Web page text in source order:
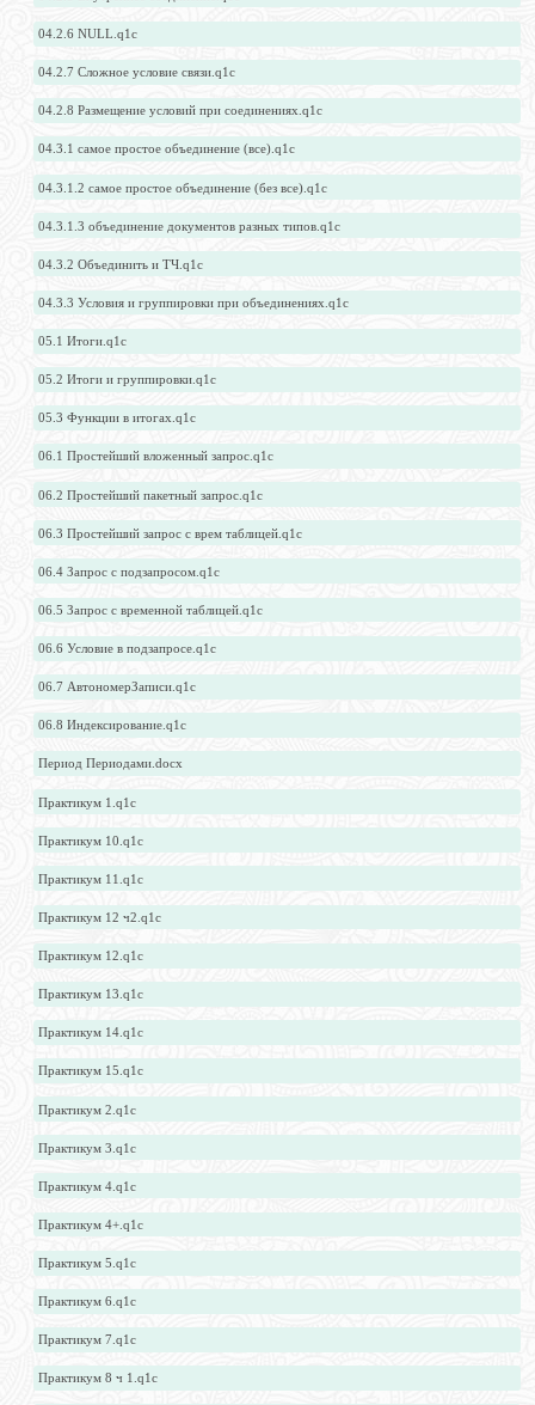
04.2.6 NULL.q1c
04.2.7 Сложное условие связи.q1c
04.2.8 Размещение условий при соединениях.q1c
04.3.1 самое простое объединение (все).q1c
04.3.1.2 самое простое объединение (без все).q1c
04.3.1.3 объединение документов разных типов.q1c
04.3.2 Объединить и ТЧ.q1c
04.3.3 Условия и группировки при объединениях.q1c
05.1 Итоги.q1c
05.2 Итоги и группировки.q1c
05.3 Функции в итогах.q1c
06.1 Простейший вложенный запрос.q1c
06.2 Простейший пакетный запрос.q1c
06.3 Простейший запрос с врем таблицей.q1c
06.4 Запрос с подзапросом.q1c
06.5 Запрос с временной таблицей.q1c
06.6 Условие в подзапросе.q1c
06.7 АвтономерЗаписи.q1c
06.8 Индексирование.q1c
Период Периодами.docx
Практикум 1.q1c
Практикум 10.q1c
Практикум 11.q1c
Практикум 12 ч2.q1c
Практикум 12.q1c
Практикум 13.q1c
Практикум 14.q1c
Практикум 15.q1c
Практикум 2.q1c
Практикум 3.q1c
Практикум 4.q1c
Практикум 4+.q1c
Практикум 5.q1c
Практикум 6.q1c
Практикум 7.q1c
Практикум 8 ч 1.q1c